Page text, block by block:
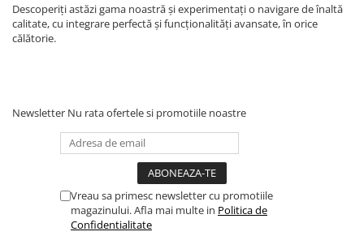
Descoperiți astăzi gama noastră și experimentați o navigare de înaltă
calitate, cu integrare perfectă și funcționalități avansate, în orice
călătorie.
Newsletter Nu rata ofertele si promotiile noastre
Vreau sa primesc newsletter cu promotiile
magazinului. Afla mai multe in Politica de
Confidentialitate